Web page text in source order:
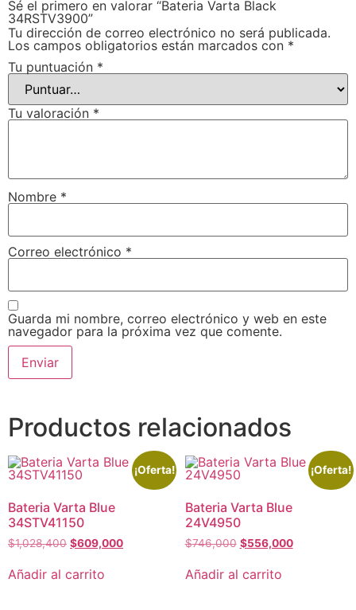
Sé el primero en valorar “Bateria Varta Black
34RSTV3900”
Tu dirección de correo electrónico no será publicada.
Los campos obligatorios están marcados con *
Tu puntuación *
Tu valoración *
Nombre *
Correo electrónico *
Guarda mi nombre, correo electrónico y web en este
navegador para la próxima vez que comente.
Productos relacionados
¡Oferta!
Bateria Varta Blue
34STV41150
$1,028,400 $609,000
Añadir al carrito
¡Oferta!
Bateria Varta Blue
24V4950
$746,000 $556,000
Añadir al carrito